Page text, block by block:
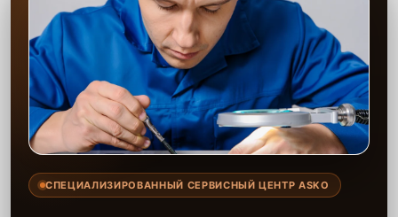
СПЕЦИАЛИЗИРОВАННЫЙ СЕРВИСНЫЙ ЦЕНТР ASKO